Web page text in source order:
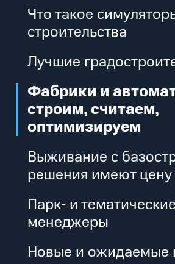
Что такое
строительства
Лучшие
Фабрики и
строим, считаем,
оптимизируем
Выживание с
решения имеют цену
Парк‑ и тематические
менеджеры
Новые и ожидаемые